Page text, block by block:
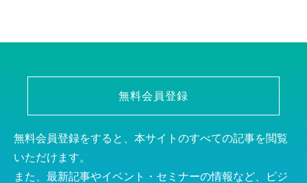
無料会員登録
無料会員登録をすると、本サイトのすべての記事を閲覧
いただけます。
また、最新記事やイベント・セミナーの情報など、ビジ